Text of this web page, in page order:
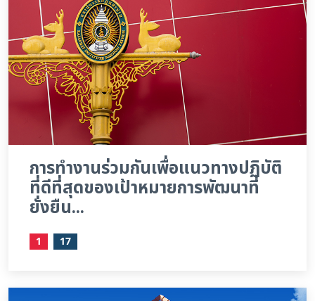
การทำงานร่วมกันเพื่อแนวทางปฏิบัติ
ที่ดีที่สุดของเป้าหมายการพัฒนาที่
ยั่งยืน...
1 17